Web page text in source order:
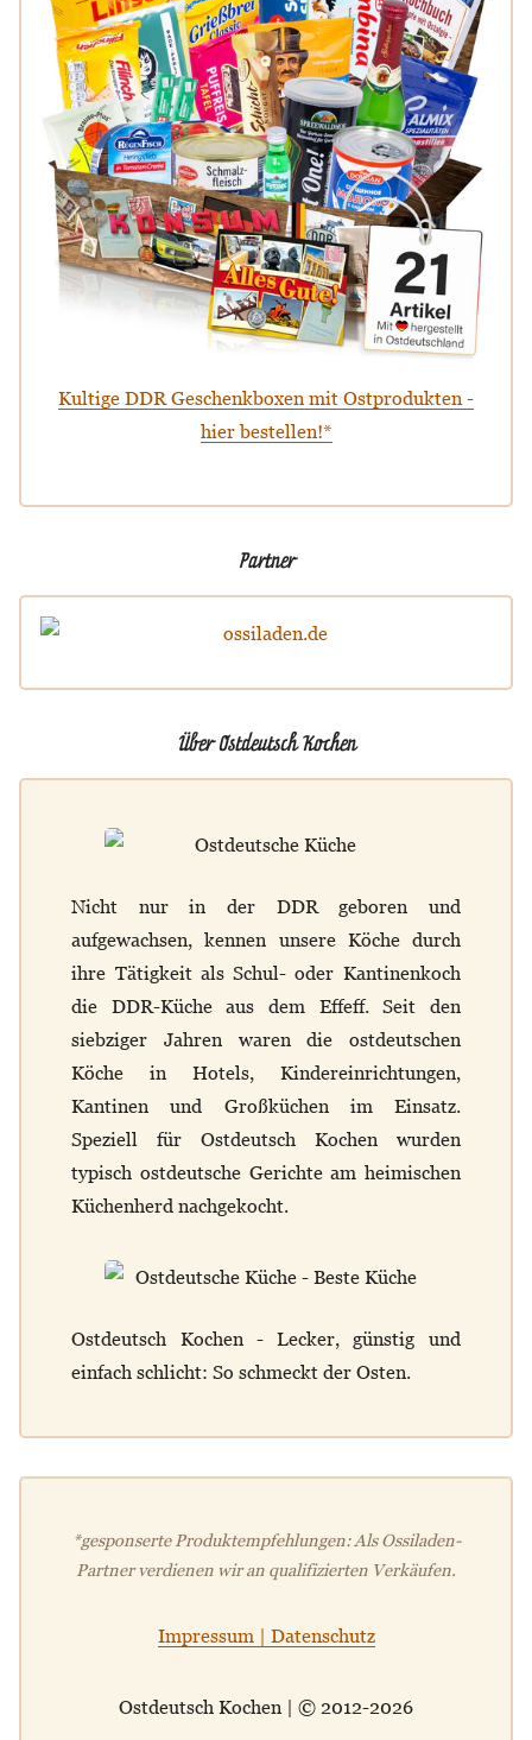
Kultige DDR Geschenkboxen mit Ostprodukten -
hier bestellen!*
Partner
Über Ostdeutsch Kochen
Nicht nur in der DDR geboren und
aufgewachsen, kennen unsere Köche durch
ihre Tätigkeit als Schul- oder Kantinenkoch
die DDR-Küche aus dem Effeff. Seit den
siebziger Jahren waren die ostdeutschen
Köche in Hotels, Kindereinrichtungen,
Kantinen und Großküchen im Einsatz.
Speziell für Ostdeutsch Kochen wurden
typisch ostdeutsche Gerichte am heimischen
Küchenherd nachgekocht.
Ostdeutsch Kochen - Lecker, günstig und
einfach schlicht: So schmeckt der Osten.
*gesponserte Produktempfehlungen: Als Ossiladen-
Partner verdienen wir an qualifizierten Verkäufen.
Impressum | Datenschutz
Ostdeutsch Kochen | © 2012-2026